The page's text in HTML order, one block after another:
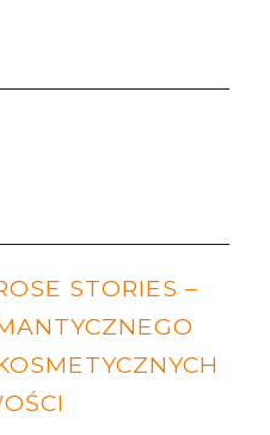
STORIES –